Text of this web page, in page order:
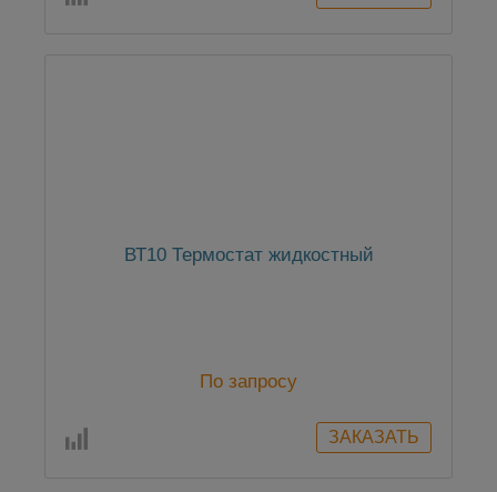
ВТ10 Термостат жидкостный
По запросу